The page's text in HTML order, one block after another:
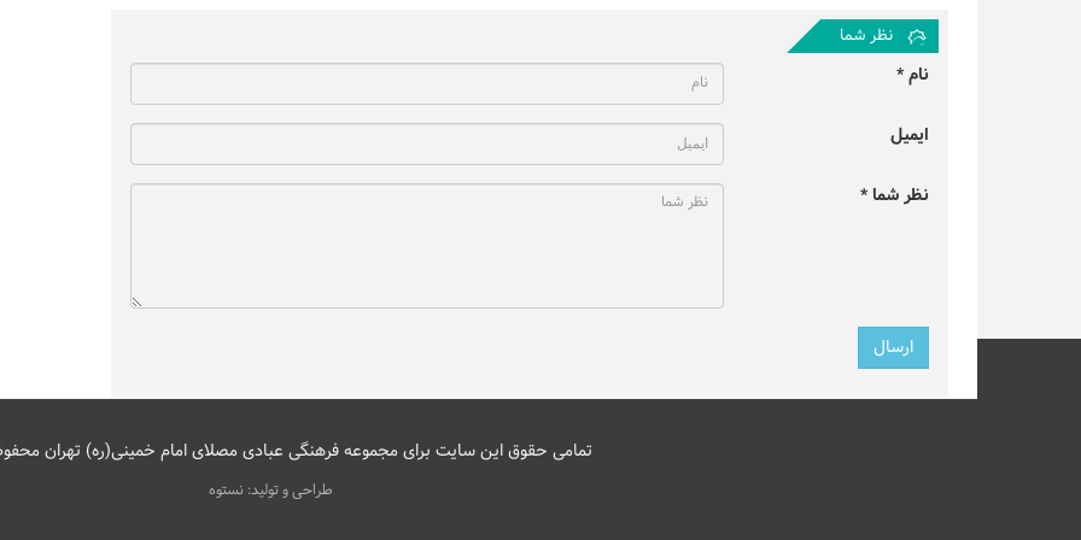
نظر شما
نام *
ایمیل
نظر شما *
تمامی حقوق این سایت برای مجموعه فرهنگی عبادی مصلای امام خمینی(ره) تهران
طراحی و تولید: نستوه